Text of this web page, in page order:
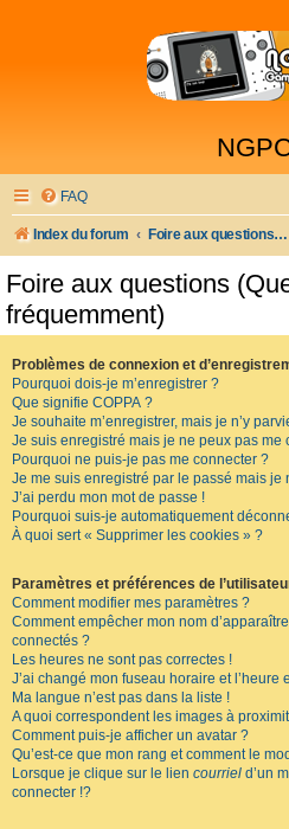
FAQ
Index du forum Foire aux questions (Questions posées fréquemment)
Foire aux questions
fréquemment)
Problèmes de connexion et
Pourquoi dois-je m’enregistrer ?
Que signifie COPPA ?
Je souhaite m’enregistrer, mais je n’y
Je suis enregistré mais je ne peux pas me
Pourquoi ne puis-je pas me connecter ?
Je me suis enregistré par le passé mais je
J’ai perdu mon mot de passe !
Pourquoi suis-je automatiquement
À quoi sert « Supprimer les cookies » ?
Paramètres et préférences de
Comment modifier mes paramètres ?
Comment empêcher mon nom
connectés ?
Les heures ne sont pas correctes !
J’ai changé mon fuseau horaire et l’heure
Ma langue n’est pas dans la liste !
A quoi correspondent les images à
Comment puis-je afficher un avatar ?
Qu’est-ce que mon rang et comment le
Lorsque je clique sur le lien courriel d’un
connecter !?